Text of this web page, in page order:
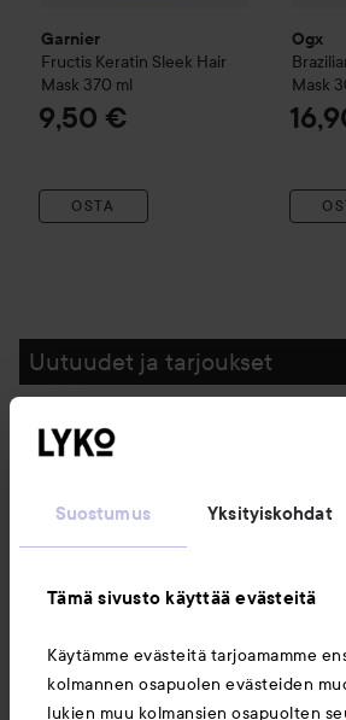
Suostumus Yksityiskohdat
Tämä sivusto käyttää evästeitä
Käytämme evästeitä tarjoamamme
kolmannen osapuolen evästeiden
lukien muu kolmansien osapuolten
Garnier
Fructis Keratin Sleek Hair
Mask 370 ml
9,50 €
OSTA
Ogx
Mask
Uutuudet ja tarjoukset
Seuraa meitä
Saattaisit myös tykätä